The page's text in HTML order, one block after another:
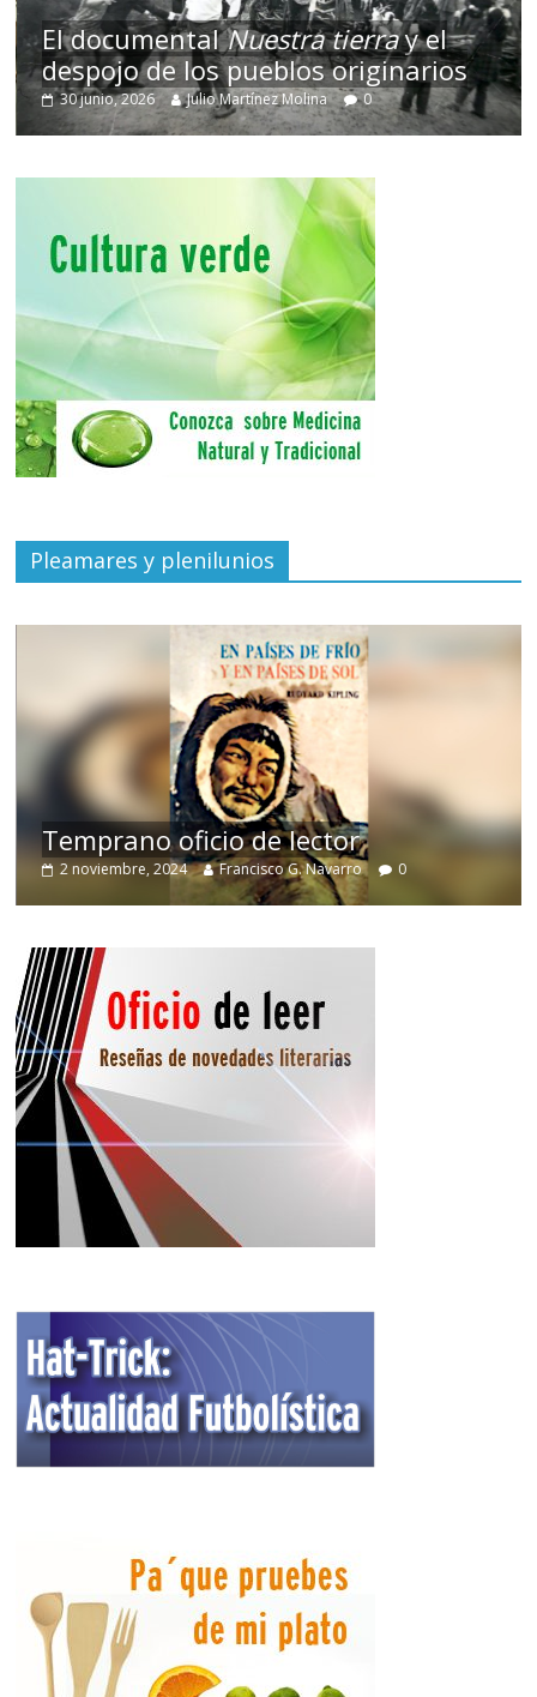
El documentalNuestra tierray el
despojo de los pueblos originarios
30 junio, 2026 Julio Martínez Molina 0
Pleamares y plenilunios
Temprano oficio de lector
2 noviembre, 2024 Francisco G. Navarro 0